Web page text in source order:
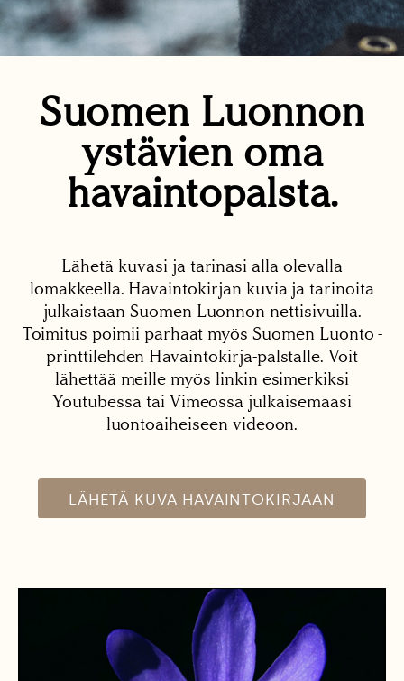
Suomen Luonnon
ystävien oma
havaintopalsta.
Lähetä kuvasi ja tarinasi alla olevalla
lomakkeella. Havaintokirjan kuvia ja tarinoita
julkaistaan Suomen Luonnon nettisivuilla.
Toimitus poimii parhaat myös Suomen Luonto -
printtilehden Havaintokirja-palstalle. Voit
lähettää meille myös linkin esimerkiksi
Youtubessa tai Vimeossa julkaisemaasi
luontoaiheiseen videoon.
LÄHETÄ KUVA HAVAINTOKIRJAAN